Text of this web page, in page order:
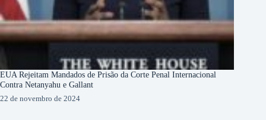
EUA Rejeitam Mandados de Prisão da Corte Penal Internacional
Contra Netanyahu e Gallant
22 de novembro de 2024